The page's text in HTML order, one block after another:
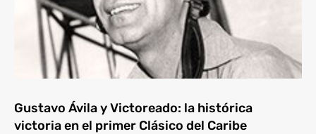
Gustavo Ávila y Victoreado: la histórica
victoria en el primer Clásico del Caribe